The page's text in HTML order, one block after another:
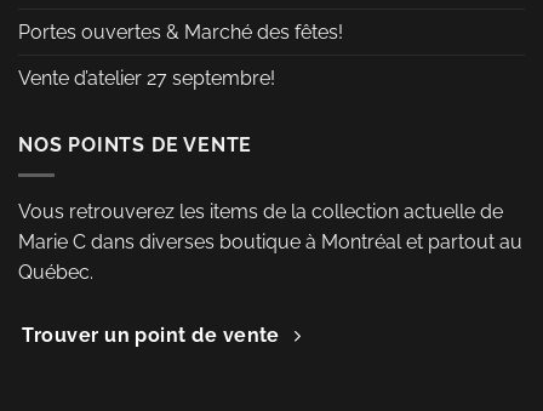
Portes ouvertes & Marché des fêtes!
Vente d’atelier 27 septembre!
NOS POINTS DE VENTE
Vous retrouverez les items de la collection actuelle de
Marie C dans diverses boutique à Montréal et partout au
Québec.
Trouver un point de vente